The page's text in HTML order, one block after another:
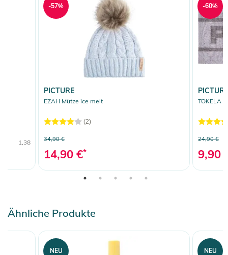
1,38
PICTURE
EZAH Mütze ice melt
(2)
34,90 €
14,90 €*
-57%
PICTURE
TOKELA
24,90 €
9,90
-60%
Ähnliche Produkte
NEU NEU